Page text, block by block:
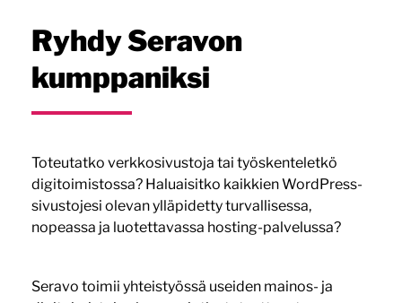
Ryhdy Seravon
kumppaniksi
Toteutatko verkkosivustoja tai työskenteletkö
digitoimistossa? Haluaisitko kaikkien WordPress-
sivustojesi olevan ylläpidetty turvallisessa,
nopeassa ja luotettavassa hosting-palvelussa?
Seravo toimii yhteistyössä useiden mainos- ja